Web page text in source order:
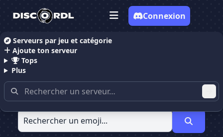
Serveurs par jeu et catégorie
Ajoute ton serveur
Tops
Plus
Connexion
Emojis Discord
Découvre plus de 52 415 emojis Discord gratuits à
télécharger.
✕